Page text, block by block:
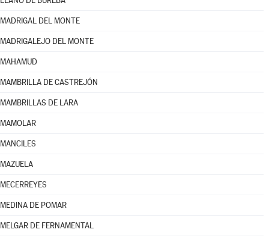
MADRIGAL DEL MONTE
MADRIGALEJO DEL MONTE
MAHAMUD
MAMBRILLA DE CASTREJÓN
MAMBRILLAS DE LARA
MAMOLAR
MANCILES
MAZUELA
MECERREYES
MEDINA DE POMAR
MELGAR DE FERNAMENTAL